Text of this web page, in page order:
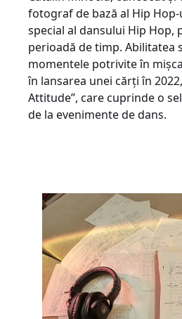
fotograf de bază al Hip
special al dansului Hip Hop,
perioadă de timp. Abilitatea
momentele potrivite în
în lansarea unei cărți în
Attitude”, care cuprinde o
de la evenimente de dans.